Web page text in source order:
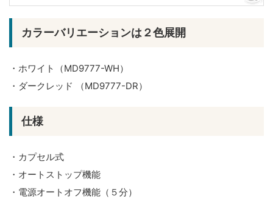
カラーバリエーションは２色展開
・ホワイト（MD9777-WH）
・ダークレッド （MD9777-DR）
仕様
・カプセル式
・オートストップ機能
・電源オートオフ機能（５分）